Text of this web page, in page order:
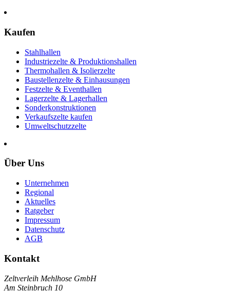
Kaufen
Stahlhallen
Industriezelte & Produktionshallen
Thermohallen & Isolierzelte
Baustellenzelte & Einhausungen
Festzelte & Eventhallen
Lagerzelte & Lagerhallen
Sonderkonstruktionen
Verkaufszelte kaufen
Umweltschutzzelte
Über Uns
Unternehmen
Regional
Aktuelles
Ratgeber
Impressum
Datenschutz
AGB
Kontakt
Zeltverleih Mehlhose GmbH
Am Steinbruch 10